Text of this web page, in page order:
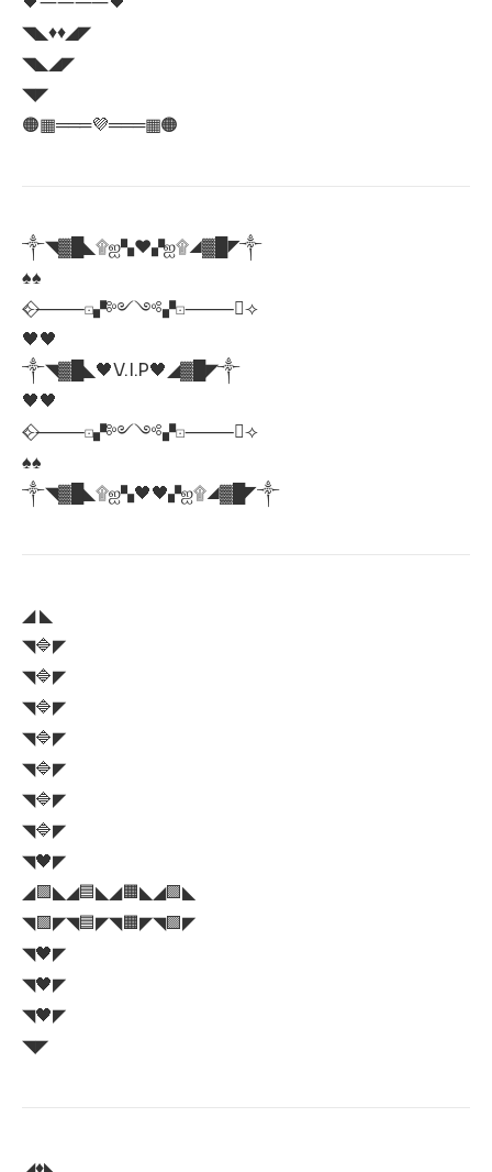
◥◣♦️♦️◢◤
◥◣◢◤
◥◤
🟠▦═══💜═══▦🟠
༒◥▓█◣۩ஐ▚♥️▞ஐ۩◢▓█◤༒
♠️♠️
⟣⃟⸻⚀▞༻༺▞⚀⸻⃟⟢
🖤🖤
༒◥▓█◣🖤V.I.P🖤◢▓█◤༒
🖤🖤
⟣⃟⸻⚀▞༻༺▞⚀⸻⃟⟢
♠️♠️
༒◥▓█◣۩ஐ▚🖤🖤▞ஐ۩◢▓█◤༒
◢ ◣
◥🔷◤
◥🔷◤
◥🔷◤
◥🔷◤
◥🔷◤
◥🔷◤
◥🔷◤
◥🖤◤
◢🟪◣◢🟦◣◢🟧◣◢🟪◣
◥🟪◤◥🟦◤◥🟧◤◥🟪◤
◥🖤◤
◥🖤◤
◥🖤◤
◥◤